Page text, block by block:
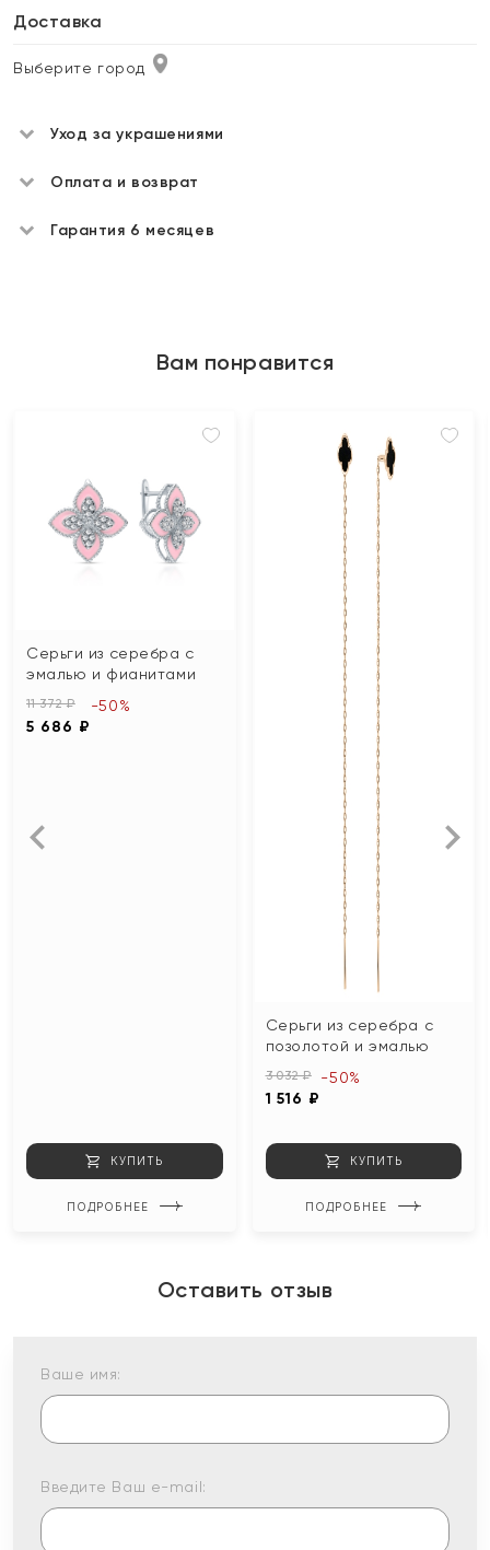
Доставка
Выберите город
Уход за украшениями
Оплата и возврат
Гарантия 6 месяцев
Вам понравится
Серьги из серебра с
эмалью и фианитами
11 372 ₽
5 686 ₽
-50%
КУПИТЬ
ПОДРОБНЕЕ
Серьги из серебра с
позолотой и эмалью
3 032 ₽
1 516 ₽
-50%
КУПИТЬ
ПОДРОБНЕЕ
Оставить отзыв
Ваше имя:
Введите Ваш e-mail: